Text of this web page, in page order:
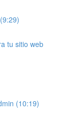
tu sitio web
(10:19)